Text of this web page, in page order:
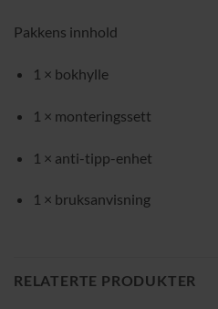
Pakkens innhold
1 × bokhylle
1 × monteringssett
1 × anti-tipp-enhet
1 × bruksanvisning
RELATERTE PRODUKTER